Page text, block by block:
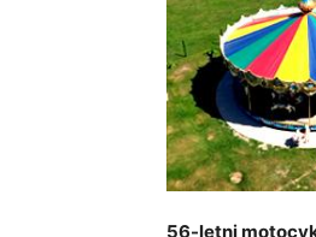
56-letni